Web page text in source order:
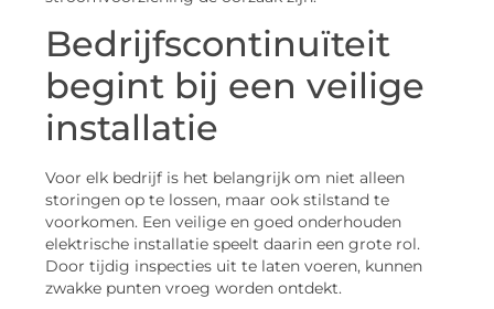
Bedrijfscontinuïteit
begint bij een veilige
installatie
Voor elk bedrijf is het belangrijk om niet alleen
storingen op te lossen, maar ook stilstand te
voorkomen. Een veilige en goed onderhouden
elektrische installatie speelt daarin een grote rol.
Door tijdig inspecties uit te laten voeren, kunnen
zwakke punten vroeg worden ontdekt.